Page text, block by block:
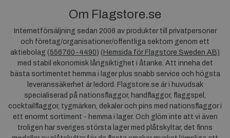
Om Flagstore.se
Internetförsäljning sedan 2006 av produkter till privatpersoner
och företag/organisationer/offentliga sektorn genom ett
aktiebolag (556760-4490) ( Hemsida för Flagstore Sweden AB)
med stabil ekonomisk långsiktighet i åtanke. Att inneha det
bästa sortimentet hemma i lager plus snabb service och högsta
leveranssäkerhet är ledord. Flagstore.se är i huvudsak
specialiserad på nationsflaggor, handflaggor, flaggspel,
cocktailflaggor, tygmärken, dekaler och pins med nationsflaggor i
ett enormt sortiment - hemma i lager. Och glöm inte att vi även
troligen har sveriges största lager med plåtskyltar, det finns